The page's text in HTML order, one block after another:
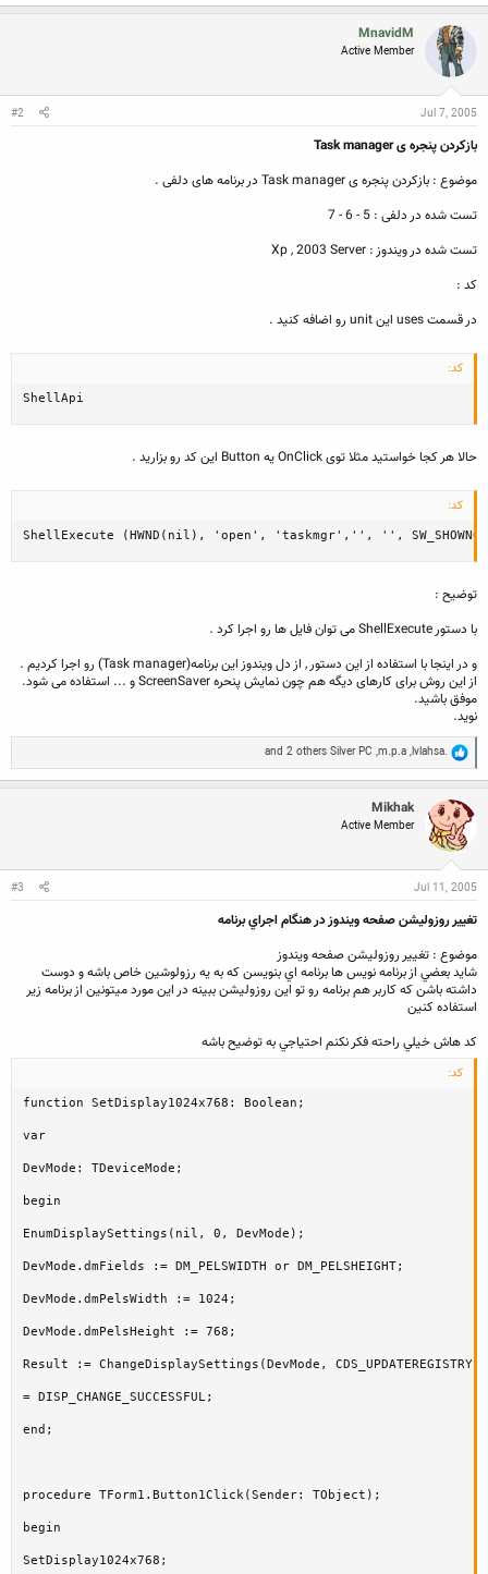
a
c
t
i
o
n
:
MnavidM
Active Member
Jul 7, 2005
#2
بازکردن پنجره ی Task manager
موضوع : بازکردن پنجره ی Task manager در برنامه های دلفی .
تست شده در دلفی : 5 - 6 - 7
تست شده در ویندوز : Xp , 2003 Server
کد :
در قسمت uses این unit رو اضافه کنید .
کد:
ShellApi
حالا هر کجا خواستید مثلا توی OnClick یه Button این کد رو بزارید .
کد:
ShellExecute (HWND(nil), 'open', 'taskmgr','', '',
توضیح :
با دستور ShellExecute می توان فایل ها رو اجرا کرد .
و در اینجا با استفاده از این دستور , از دل ویندوز این برنامه(Task manager) رو اجرا کردیم .
از این روش برای کارهای دیگه هم چون نمایش پنحره ScreenSaver و ... استفاده می شود.
موفق باشید.
نوید.
R
e
a
c
i
o
n
:
lvlahsa.
,
m.p.a
,
Silver PC
Mikhak
Active Member
Jul 11, 2005
#3
تغيير روزوليشن صفحه ويندوز در هنگام اجراي برنامه
موضوع : تغيير روزوليشن صفحه ويندوز
شايد بعضي از برنامه نويس ها برنامه اي بنويسن كه به يه رزولوشين خاص باشه و دوست
داشته باشن كه كاربر هم برنامه رو تو اين روزوليشن ببينه در اين مورد ميتونين از برنامه زير
استفاده كنين
كد هاش خيلي راحته فكر نكنم احتياجي به توضيح باشه
کد:
function SetDisplay1024x768: Boolean;
var
DevMode: TDeviceMode;
begin
EnumDisplaySettings(nil, 0, DevMode);
DevMode.dmFields := DM_PELSWIDTH or DM_PELSHEIGHT;
DevMode.dmPelsWidth := 1024;
DevMode.dmPelsHeight := 768;
Result := ChangeDisplaySettings(DevMode, CDS_UPDATEREGISTRY)
= DISP_CHANGE_SUCCESSFUL;
end;
procedure TForm1.Button1Click(Sender: TObject);
begin
SetDisplay1024x768;